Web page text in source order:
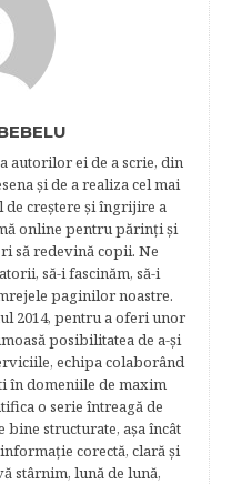
autorilor ei de a scrie, din
şi de a realiza cel mai
creştere şi îngrijire a
online pentru părinţi şi
să redevină copii. Ne
să-i fascinăm, să-i
paginilor noastre.​
2014, pentru a oferi unor
posibilitatea de a-şi
echipa colaborând
în domeniile de maxim
o serie întreagă de
structurate, aşa încât
corectă, clară şi
stârnim, lună de lună,